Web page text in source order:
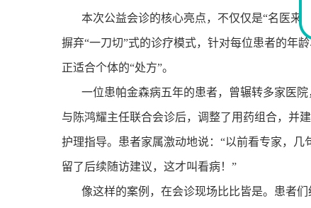
本次公益会诊的核心亮点，不仅仅是“名医来
摒弃“一刀切”式的诊疗模式，针对每位患者的年
正适合个体的“处方”。
一位患帕金森病五年的患者，曾辗转多家医
与陈鸿耀主任联合会诊后，调整了用药组合，并
护理指导。患者家属激动地说：“以前看专家，
留了后续随访建议，这才叫看病！”
像这样的案例，在会诊现场比比皆是。患者